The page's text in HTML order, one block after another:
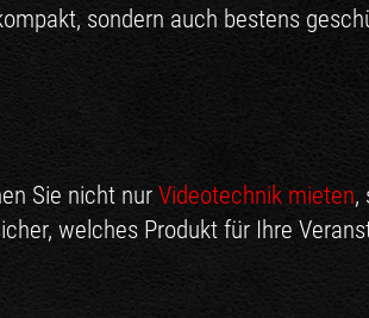
sondern auch bestens
Sie nicht nur Videotechnik mieten,
welches Produkt für Ihre